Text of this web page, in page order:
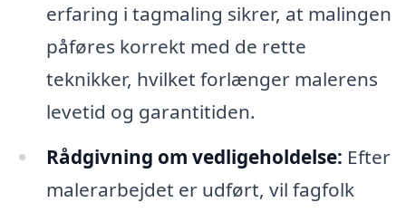
erfaring i tagmaling sikrer, at malingen
påføres korrekt med de rette
teknikker, hvilket forlænger malerens
levetid og garantitiden.
Rådgivning om vedligeholdelse: Efter
malerarbejdet er udført, vil fagfolk